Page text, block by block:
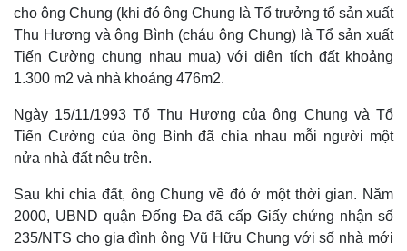
cho ông Chung (khi đó ông Chung là Tổ trưởng tổ sản xuất
Thu Hương và ông Bình (cháu ông Chung) là Tổ sản xuất
Tiến Cường chung nhau mua) với diện tích đất khoảng
1.300 m2 và nhà khoảng 476m2.
Ngày 15/11/1993 Tổ Thu Hương của ông Chung và Tổ
Tiến Cường của ông Bình đã chia nhau mỗi người một
nửa nhà đất nêu trên.
Sau khi chia đất, ông Chung về đó ở một thời gian. Năm
2000, UBND quận Đống Đa đã cấp Giấy chứng nhận số
235/NTS cho gia đình ông Vũ Hữu Chung với số nhà mới